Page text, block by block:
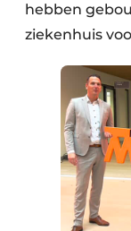
hebben
ziekenhuis